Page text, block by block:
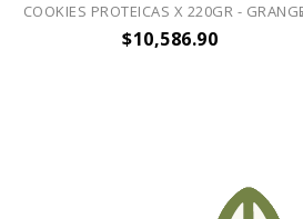
COOKIES PROTEICAS X 220GR -
$10,586.90